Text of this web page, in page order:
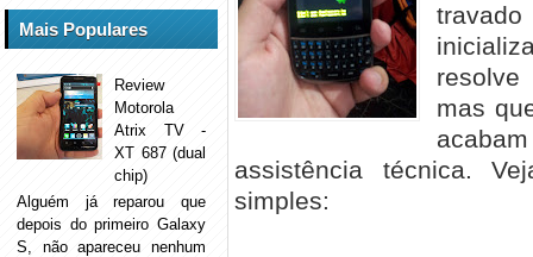
mas
assistência técnica.
simples:
Mais Populares
Review
Motorola
Atrix TV -
XT 687 (dual
chip)
Alguém já reparou que
depois do primeiro Galaxy
S, não apareceu nenhum